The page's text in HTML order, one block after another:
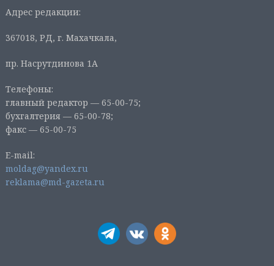
Адрес редакции:
367018, РД, г. Махачкала,
пр. Насрутдинова 1А
Телефоны:
главный редактор — 65-00-75;
бухгалтерия — 65-00-78;
факс — 65-00-75
E-mail:
moldag@yandex.ru
reklama@md-gazeta.ru